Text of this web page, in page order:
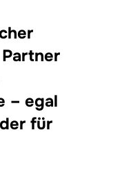
– egal
für